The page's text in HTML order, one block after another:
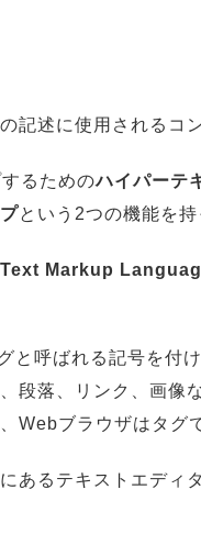
記述に使用されるコ
るためのハイパーテ
という2つの機能を持
Markup
と呼ばれる記号を付
段落、リンク、画像
Webブラウザはタグ
あるテキストエディ